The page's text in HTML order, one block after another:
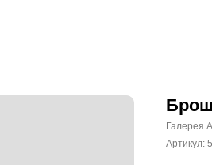
Галерея
Артикул: